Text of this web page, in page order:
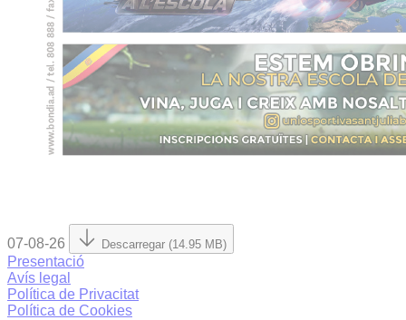
07-08-26 Descarregar (14.95 MB)
Presentació
Avís legal
Política de Privacitat
Política de Cookies